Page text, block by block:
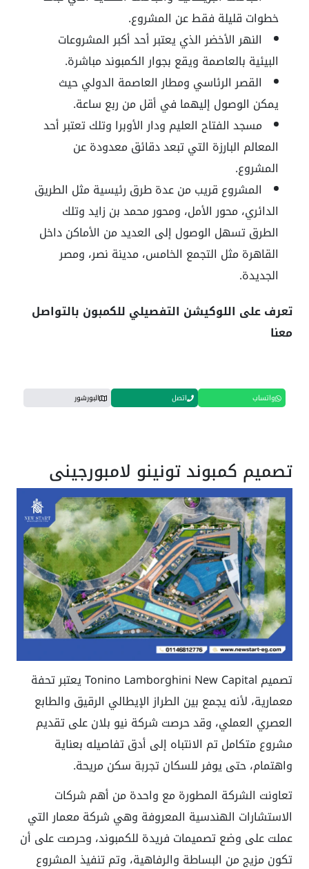
خطوات قليلة فقط عن المشروع.
النهر الأخضر الذي يعتبر أحد أكبر المشروعات
البيئية بالعاصمة ويقع بجوار الكمبوند مباشرة.
القصر الرئاسي ومطار العاصمة الدولي حيث
يمكن الوصول إليهما في أقل من ربع ساعة.
مسجد الفتاح العليم ودار الأوبرا وتلك تعتبر أحد
المعالم البارزة التي تبعد دقائق معدودة عن
المشروع.
المشروع قريب من عدة طرق رئيسية مثل الطريق
الدائري، محور الأمل، ومحور محمد بن زايد وتلك
الطرق تسهل الوصول إلى العديد من الأماكن داخل
القاهرة مثل التجمع الخامس، مدينة نصر، ومصر
الجديدة.
تعرف على اللوكيشن التفصيلي للكمبون بالتواصل
معنا
واتساب اتصل البورشور
تصميم كمبوند تونينو لامبورجيني
تصميم Tonino Lamborghini New Capital يعتبر تحفة
معمارية، لأنه يجمع بين الطراز الإيطالي الرقيق والطابع
العصري العملي، وقد حرصت شركة نيو بلان على تقديم
مشروع متكامل تم الانتباه إلى أدق تفاصيله بعناية
واهتمام، حتى يوفر للسكان تجربة سكن مريحة.
تعاونت الشركة المطورة مع واحدة من أهم شركات
الاستشارات الهندسية المعروفة وهي شركة معمار التي
عملت على وضع تصميمات فريدة للكمبوند، وحرصت على أن
تكون مزيج من البساطة والرفاهية، وتم تنفيذ المشروع